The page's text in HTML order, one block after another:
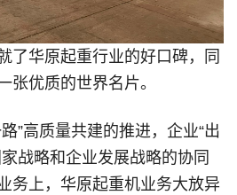
了华原起重行业的好口碑，同
张优质的世界名片。
”高质量共建的推进，企业“出
战略和企业发展战略的协同
务上，华原起重机业务大放异